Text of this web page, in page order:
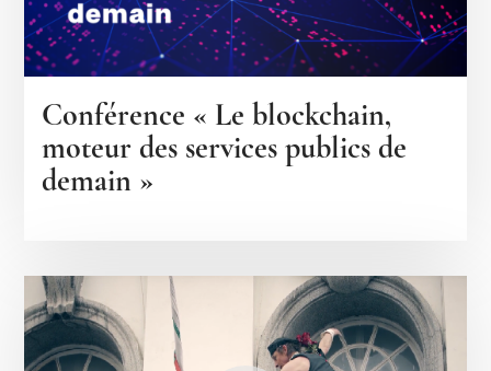
Conférence « Le blockchain,
moteur des services publics de
demain »